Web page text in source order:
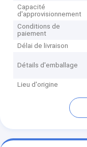
Capacité
d'approvisionnement
Conditions de
paiement
Délai de livraison
Détails d'emballage
Lieu d'origine